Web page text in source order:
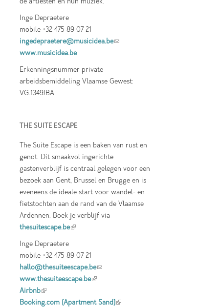
Inge Depraetere
mobile +32 475 89 07 21
ingedepraetere@musicidea.be(link sends e-
www.musicidea.be
Erkenningsnummer private
arbeidsbemiddeling Vlaamse Gewest:
VG.1349/BA
THE SUITE ESCAPE
The Suite Escape is een baken van rust en
genot. Dit smaakvol ingerichte
gastenverblijf is centraal gelegen voor een
bezoek aan Gent, Brussel en Brugge en is
eveneens de ideale start voor wandel- en
fietstochten aan de rand van de Vlaamse
Ardennen. Boek je verblijf via
thesuitescape.be(link is external)
Inge Depraetere
mobile +32 475 89 07 21
hallo@thesuiteescape.be(link sends e-mail)
www.thesuiteescape.be(link is external)
Airbnb(link is external)
Booking.com (Apartment Sand)(link is